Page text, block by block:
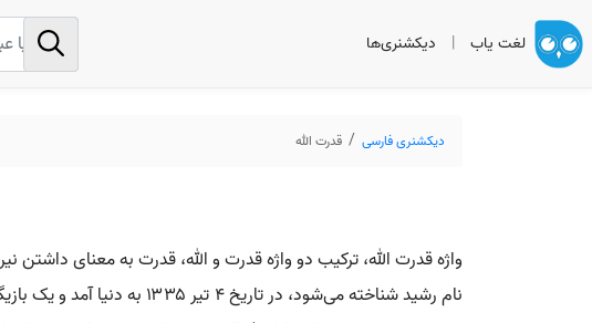
لغت یاب | دیکشنری‌ها
دیکشنری فارسی قدرت الله
واژه قدرت الله، ترکیب دو واژه قدرت و الله، قدرت به معنای داشتن